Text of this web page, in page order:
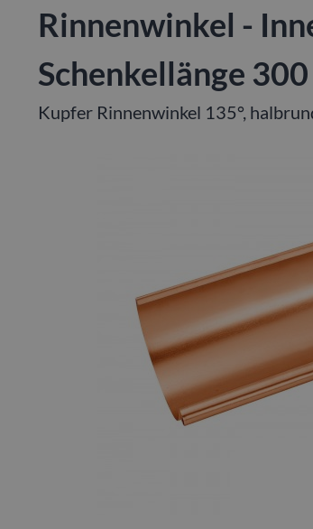
Rinnenwinkel -
Schenkellänge
Kupfer Rinnenwinkel 135°,